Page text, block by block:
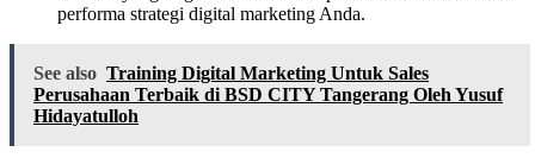
performa strategi digital marketing Anda.
See also Training Digital Marketing Untuk Sales
Perusahaan Terbaik di BSD CITY Tangerang Oleh Yusuf
Hidayatulloh